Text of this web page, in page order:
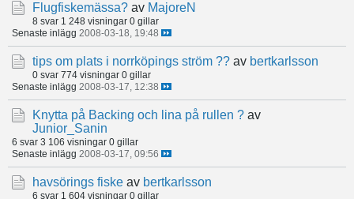
Flugfiskemässa? av MajoreN
8 svar 1 248 visningar 0 gillar
Senaste inlägg 2008-03-18, 19:48
tips om plats i norrköpings ström ?? av bertkarlsson
0 svar 774 visningar 0 gillar
Senaste inlägg 2008-03-17, 12:38
Knytta på Backing och lina på rullen ? av
Junior_Sanin
6 svar 3 106 visningar 0 gillar
Senaste inlägg 2008-03-17, 09:56
havsörings fiske av bertkarlsson
6 svar 1 604 visningar 0 gillar